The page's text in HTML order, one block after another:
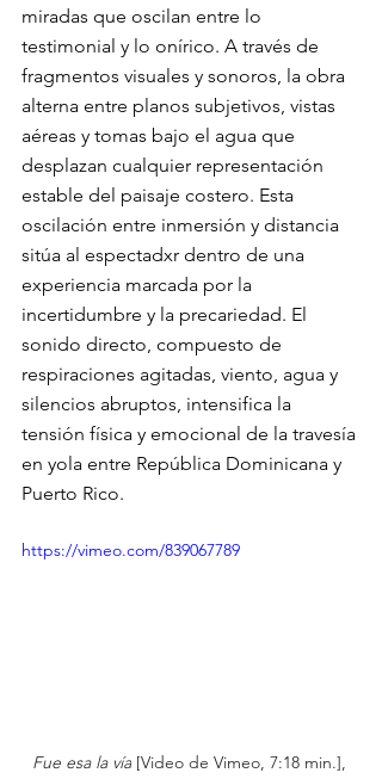
miradas que oscilan entre lo
testimonial y lo onírico. A través de
fragmentos visuales y sonoros, la obra
alterna entre planos subjetivos, vistas
aéreas y tomas bajo el agua que
desplazan cualquier representación
estable del paisaje costero. Esta
oscilación entre inmersión y distancia
sitúa al espectadxr dentro de una
experiencia marcada por la
incertidumbre y la precariedad. El
sonido directo, compuesto de
respiraciones agitadas, viento, agua y
silencios abruptos, intensifica la
tensión física y emocional de la travesía
en yola entre República Dominicana y
Puerto Rico.
https://vimeo.com/839067789
Fue esa la vía [Video de Vimeo, 7:18 min.],